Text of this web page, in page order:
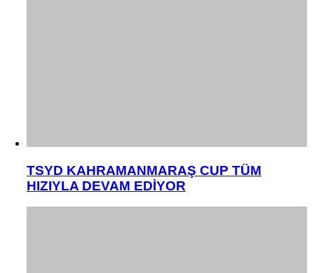
TSYD KAHRAMANMARAŞ CUP TÜM
HIZIYLA DEVAM EDİYOR